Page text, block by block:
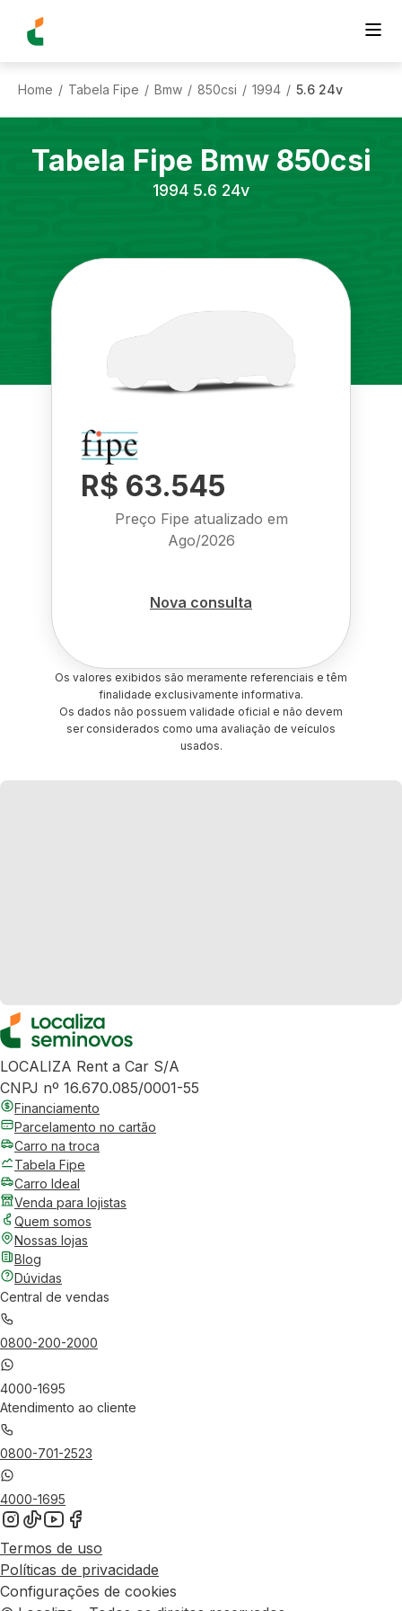
Home / Tabela Fipe / Bmw / 850csi / 1994 / 5.6 24v
Tabela Fipe Bmw 850csi
1994 5.6 24v
R$ 63.545
Preço Fipe atualizado em
Ago/2026
Nova consulta
Os valores exibidos são meramente referenciais e têm
finalidade exclusivamente informativa.
Os dados não possuem validade oficial e não devem
ser considerados como uma avaliação de veículos
usados.
LOCALIZA Rent a Car S/A
CNPJ nº 16.670.085/0001-55
Financiamento
Parcelamento no cartão
Carro na troca
Tabela Fipe
Carro Ideal
Venda para lojistas
Quem somos
Nossas lojas
Blog
Dúvidas
Central de vendas
0800-200-2000
4000-1695
Atendimento ao cliente
0800-701-2523
4000-1695
Termos de uso
Políticas de privacidade
Configurações de cookies